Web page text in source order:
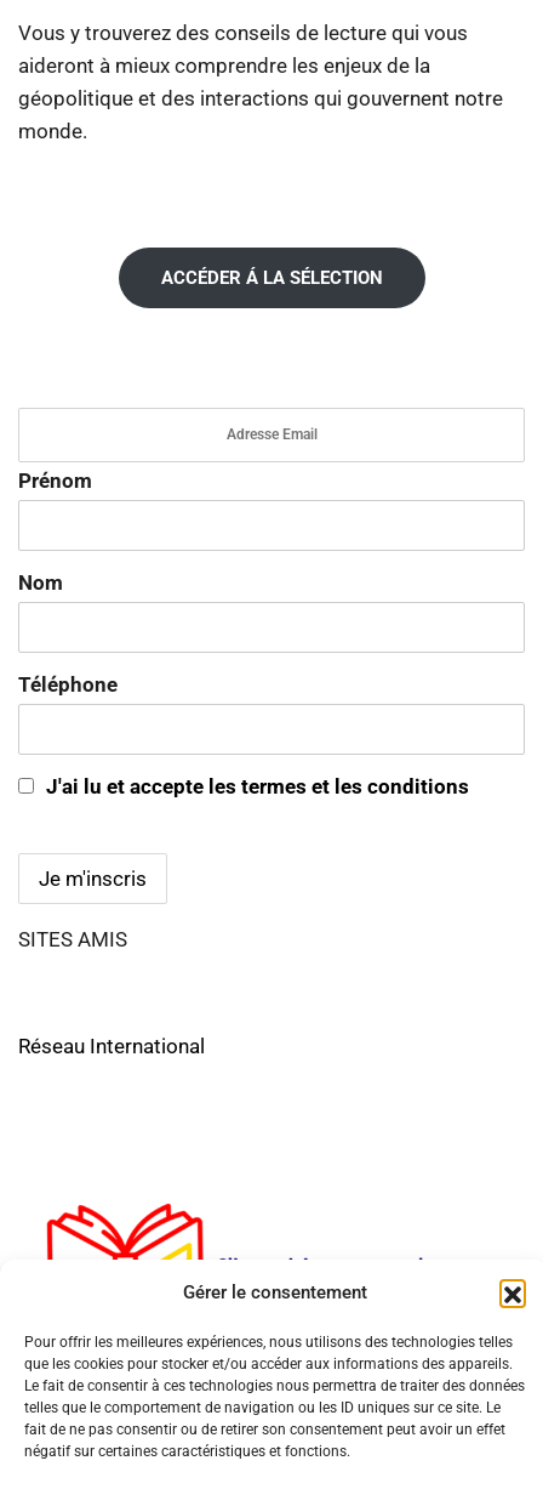
Gérer le consentement
Pour offrir les meilleures expériences, nous utilisons des technologies telles
que les cookies pour stocker et/ou accéder aux informations des appareils.
Le fait de consentir à ces technologies nous permettra de traiter des données
telles que le comportement de navigation ou les ID uniques sur ce site. Le
fait de ne pas consentir ou de retirer son consentement peut avoir un effet
négatif sur certaines caractéristiques et fonctions.
Vous y trouverez des conseils de lecture qui vous
aideront à mieux comprendre les enjeux de la
géopolitique et des interactions qui gouvernent notre
monde.
ACCÉDER Á LA SÉLECTION
Prénom
Nom
Téléphone
J'ai lu et accepte les termes et les conditions
SITES AMIS
Réseau International